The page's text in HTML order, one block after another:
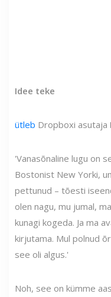
Idee teke
ütleb Dropboxi asutaja
'Vanasõnaline lugu on
Bostonist New Yorki,
pettunud – tõesti
olen nagu, mu jumal,
kunagi kogeda. Ja ma
kirjutama. Mul polnud
see oli algus.'
Noh, see on kümme